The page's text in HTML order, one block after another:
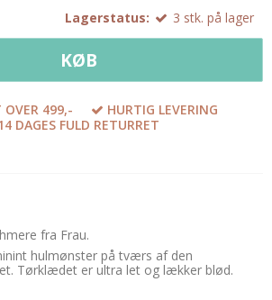
Lagerstatus:
3 stk. på lager
KØB
OVER 499,-
HURTIG LEVERING
DAGES FULD RETURRET
fra Frau.
hulmønster på tværs af den
Tørklædet er ultra let og lækker blød.